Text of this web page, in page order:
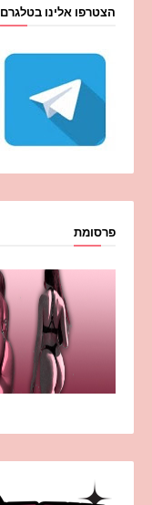
הצטרפו אלינו בטלגרם
פרסומת